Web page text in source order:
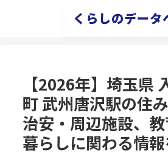
くらしのデータ
【2026年】埼玉県
町 武州唐沢駅の住
治安・周辺施設、
暮らしに関わる情